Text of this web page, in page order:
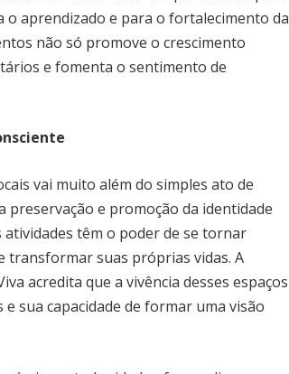
o aprendizado e para o fortalecimento da
não só promove o crescimento
e fomenta o sentimento de
vai muito além do simples ato de
preservação e promoção da identidade
atividades têm o poder de se tornar
transformar suas próprias vidas. A
acredita que a vivência desses espaços
sua capacidade de formar uma visão